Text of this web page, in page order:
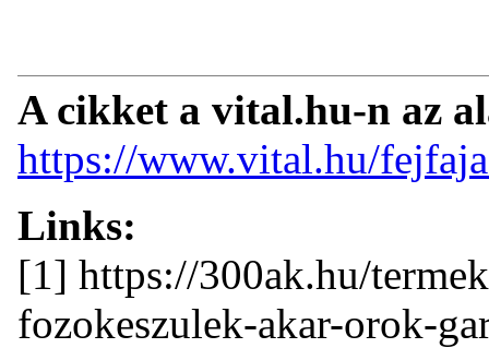
A cikket a vital.hu-n az
https://www.vital.hu/
Links:
[1] https://300ak.hu/
fozokeszulek-akar-orok-